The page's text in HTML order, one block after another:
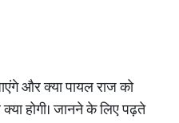
और क्या पायल राज को
होगी। जानने के लिए पढ़ते